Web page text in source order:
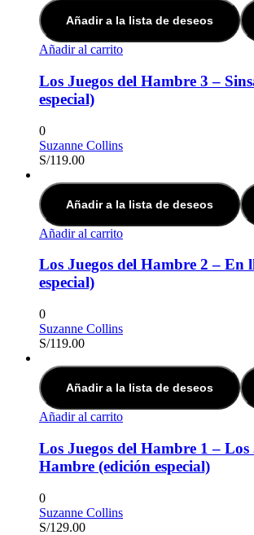
Añadir a la lista de deseos
Añadir al carrito
Los Juegos del Hambre 3 –
especial)
0
Suzanne Collins
S/119.00
Añadir a la lista de deseos
Añadir al carrito
Los Juegos del Hambre 2 – En
especial)
0
Suzanne Collins
S/119.00
Añadir a la lista de deseos
Añadir al carrito
Los Juegos del Hambre 1 – Los
Hambre (edición especial)
0
Suzanne Collins
S/129.00